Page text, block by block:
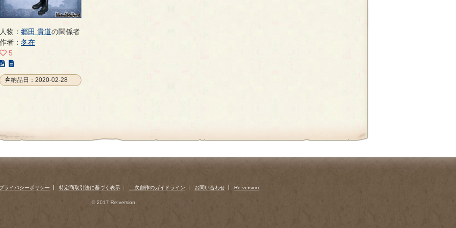
人物： 郷田 貴道の関係者
作者： 冬在
5
の
イ
ペ
ジ
納品日：2020-02-28
ライバシーポリシー 特定商取引法に基づく表示 二次創作のガイドライン お問い合わせ Re:version
© 2017 Re:version.